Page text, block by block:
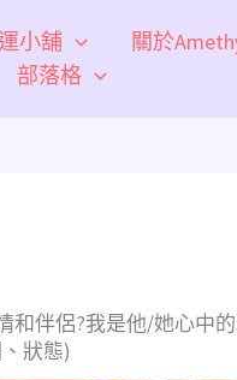
小舖 關於
部落格
和伴侶?我是他/她心中
狀態)